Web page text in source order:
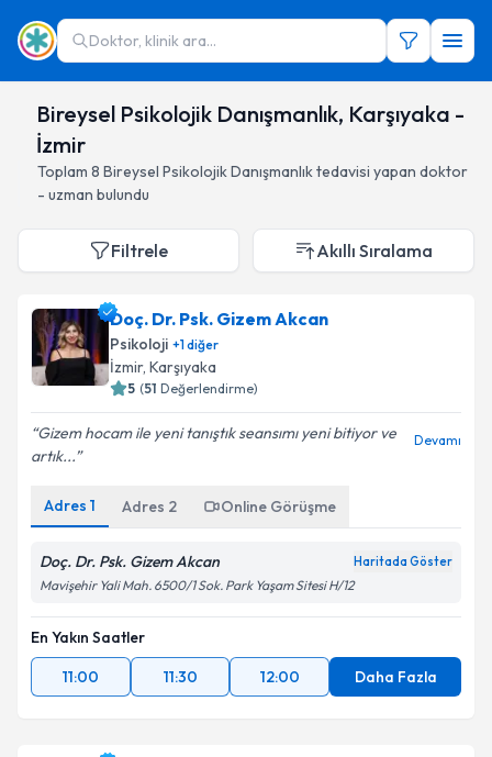
Doktor, klinik ara...
Bireysel Psikolojik Danışmanlık, Karşıyaka -
İzmir
Toplam 8 Bireysel Psikolojik Danışmanlıktedavisi yapan doktor
- uzman bulundu
Filtrele Akıllı Sıralama
Doç. Dr. Psk. Gizem Akcan
Psikoloji +1diğer
İzmir, Karşıyaka
5 (51 Değerlendirme)
Gizem hocam ile yeni tanıştık seansımı yeni bitiyor ve
artık...
Devamı
Adres 1 Adres 2 Online Görüşme
Doç. Dr. Psk. Gizem Akcan Haritada Göster
Mavişehir Yali Mah. 6500/1 Sok. Park Yaşam Sitesi H/12
En Yakın Saatler
11:00
11:30 12:00 Daha Fazla